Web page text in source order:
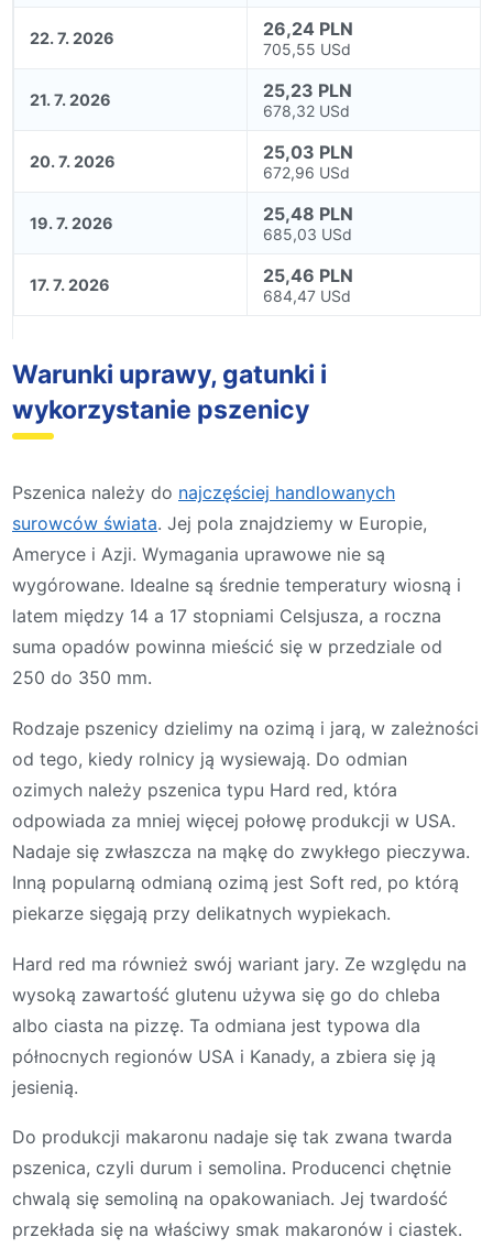
22. 7. 2026 26,24 PLN
705,55 USd
21. 7. 2026 25,23 PLN
678,32 USd
20. 7. 2026 25,03 PLN
672,96 USd
19. 7. 2026 25,48 PLN
685,03 USd
17. 7. 2026 25,46 PLN
684,47 USd
Warunki uprawy, gatunki i
wykorzystanie pszenicy
Pszenica należy do najczęściej handlowanych
surowców świata. Jej pola znajdziemy w Europie,
Ameryce i Azji. Wymagania uprawowe nie są
wygórowane. Idealne są średnie temperatury wiosną i
latem między 14 a 17 stopniami Celsjusza, a roczna
suma opadów powinna mieścić się w przedziale od
250 do 350 mm.
Rodzaje pszenicy dzielimy na ozimą i jarą, w zależności
od tego, kiedy rolnicy ją wysiewają. Do odmian
ozimych należy pszenica typu Hard red, która
odpowiada za mniej więcej połowę produkcji w USA.
Nadaje się zwłaszcza na mąkę do zwykłego pieczywa.
Inną popularną odmianą ozimą jest Soft red, po którą
piekarze sięgają przy delikatnych wypiekach.
Hard red ma również swój wariant jary. Ze względu na
wysoką zawartość glutenu używa się go do chleba
albo ciasta na pizzę. Ta odmiana jest typowa dla
północnych regionów USA i Kanady, a zbiera się ją
jesienią.
Do produkcji makaronu nadaje się tak zwana twarda
pszenica, czyli durum i semolina. Producenci chętnie
chwalą się semoliną na opakowaniach. Jej twardość
przekłada się na właściwy smak makaronów i ciastek.